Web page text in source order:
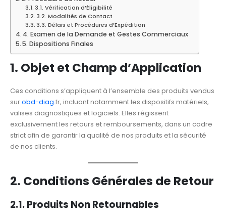
3.1. Vérification d’Éligibilité
3.2. Modalités de Contact
3.3. Délais et Procédures d’Expédition
4. Examen de la Demande et Gestes Commerciaux
5. Dispositions Finales
1. Objet et Champ d’Application
Ces conditions s’appliquent à l’ensemble des produits vendus
surobd-diag.fr, incluant notamment les dispositifs matériels,
valises diagnostiques et logiciels. Elles régissent
exclusivement les retours et remboursements, dans un cadre
strict afin de garantir la qualité de nos produits et la sécurité
de nos clients.
2. Conditions Générales de Retour
2.1. Produits Non Retournables